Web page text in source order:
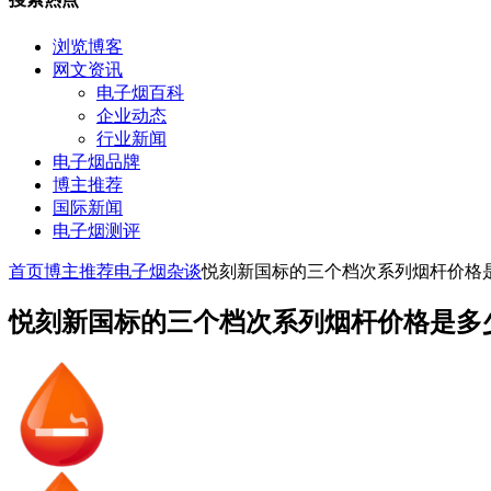
浏览博客
网文资讯
电子烟百科
企业动态
行业新闻
电子烟品牌
博主推荐
国际新闻
电子烟测评
首页博主推荐电子烟杂谈悦刻新国标的三个档次系列烟杆价格
悦刻新国标的三个档次系列烟杆价格是多